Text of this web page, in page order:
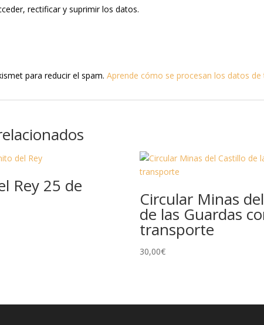
rectificar y suprimir los datos.
para reducir el spam.Aprende cómo se procesan los datos
Rey 25 de
Circular Minas
de las Guardas
transporte
30,00€